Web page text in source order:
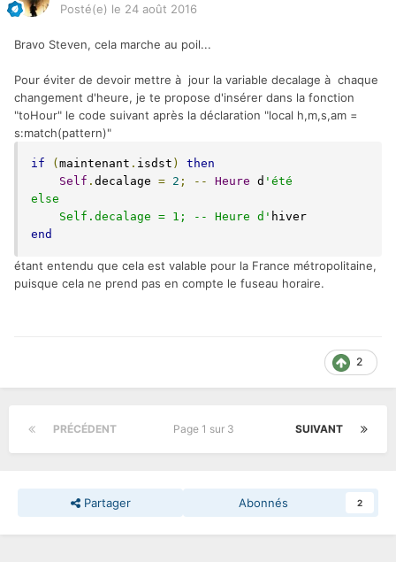
Posté(e) le 24 août 2016
Bravo Steven, cela marche au poil...
Pour éviter de devoir mettre à jour la variable decalage à chaque
changement d'heure, je te propose d'insérer dans la fonction
"toHour" le code suivant après la déclaration "local h,m,s,am =
s:match(pattern)"
if ( maintenant . isdst )
then
Self . decalage = 2 ; -- Heure d 'été
else
    Self.decalage = 1; -- Heure d'
end
étant entendu que cela est valable pour la France métropolitaine,
puisque cela ne prend pas en compte le fuseau horaire.
2
PRÉCÉDENT SUIVANT
Page 1 sur 3
Partager Abonnés 2